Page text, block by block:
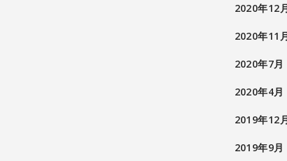
2020年12
2020年11
2020年7月
2020年4月
2019年12
2019年9月